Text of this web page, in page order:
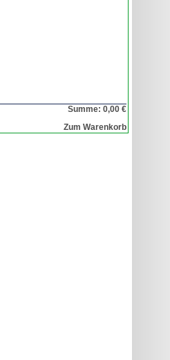
Summe: 0,00 €
Zum Warenkorb